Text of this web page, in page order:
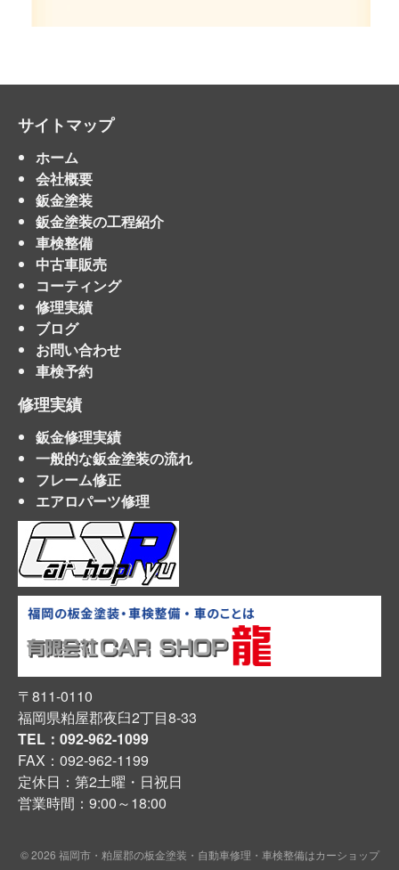
サイトマップ
ホーム
会社概要
鈑金塗装
鈑金塗装の工程紹介
車検整備
中古車販売
コーティング
修理実績
ブログ
お問い合わせ
車検予約
修理実績
鈑金修理実績
一般的な鈑金塗装の流れ
フレーム修正
エアロパーツ修理
〒811-0110
福岡県粕屋郡夜臼2丁目8-33
TEL：092-962-1099
FAX：092-962-1199
定休日：第2土曜・日祝日
営業時間：9:00～18:00
© 2026 福岡市・粕屋郡の板金塗装・自動車修理・車検整備はカーショップ